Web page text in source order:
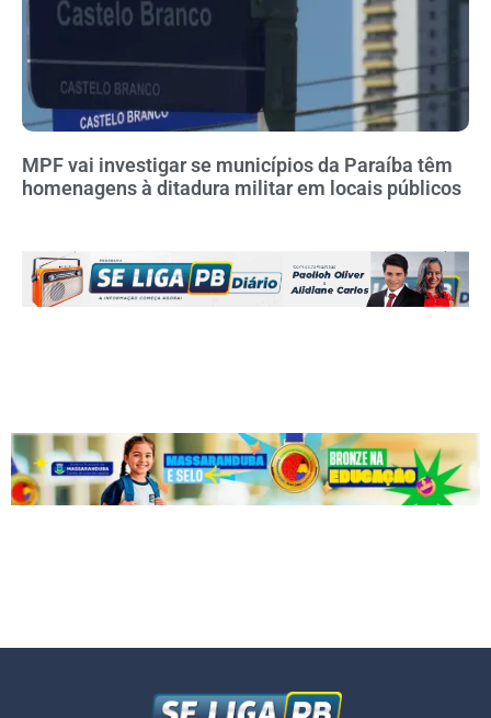
MPF vai investigar se municípios da Paraíba têm
homenagens à ditadura militar em locais públicos